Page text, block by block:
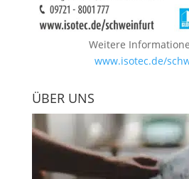
Weitere
www.isotec.de/
ÜBER UNS